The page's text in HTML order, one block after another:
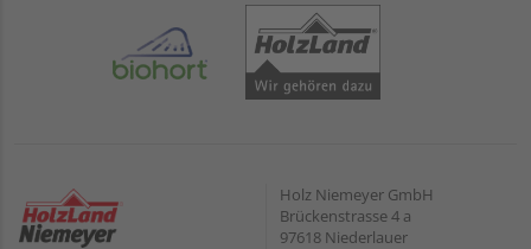
Holz Niemeyer GmbH
Brückenstrasse 4 a
97618 Niederlauer